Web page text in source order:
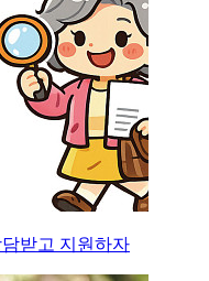
받고 지원하자